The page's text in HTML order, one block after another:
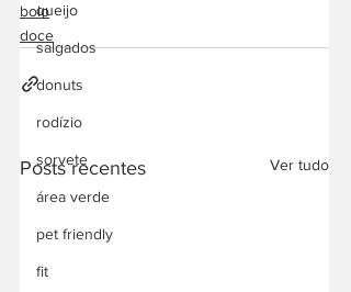
queijo
salgados
donuts
rodízio
sorvete
área verde
pet friendly
fit
bolo
doce
Posts recentes Ver tudo